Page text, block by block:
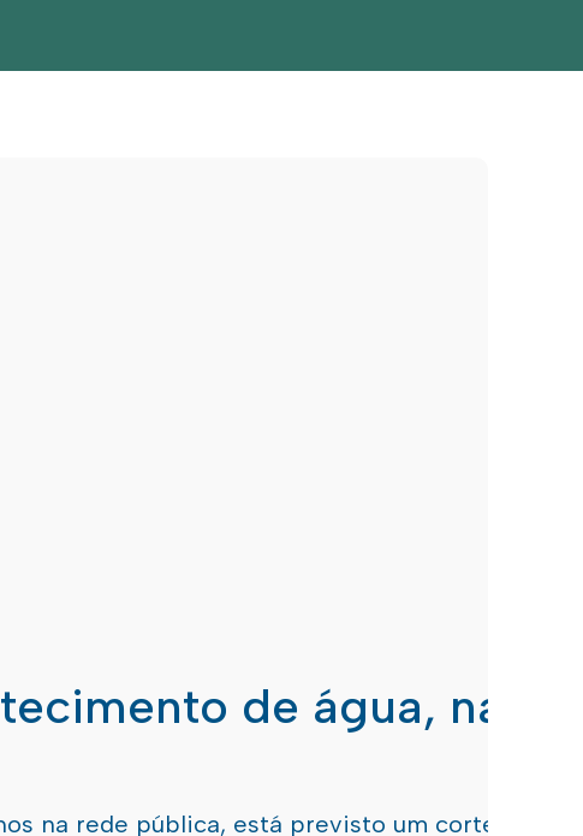
de água, nas
na rede pública, está previsto um corte de